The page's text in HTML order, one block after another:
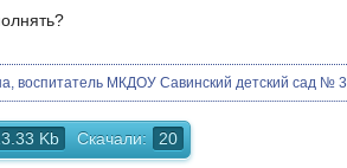
воспитатель МКДОУ Савинский детский сад № 3
Kb Скачали: 20